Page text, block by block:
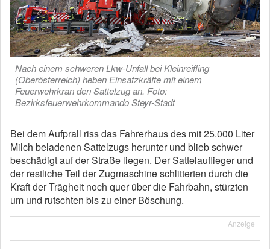
Nach einem schweren Lkw-Unfall bei Kleinreifling
(Oberösterreich) heben Einsatzkräfte mit einem
Feuerwehrkran den Sattelzug an. Foto:
Bezirksfeuerwehrkommando Steyr-Stadt
Bei dem Aufprall riss das Fahrerhaus des mit 25.000 Liter
Milch beladenen Sattelzugs herunter und blieb schwer
beschädigt auf der Straße liegen. Der Sattelauflieger und
der restliche Teil der Zugmaschine schlitterten durch die
Kraft der Trägheit noch quer über die Fahrbahn, stürzten
um und rutschten bis zu einer Böschung.
Anzeige